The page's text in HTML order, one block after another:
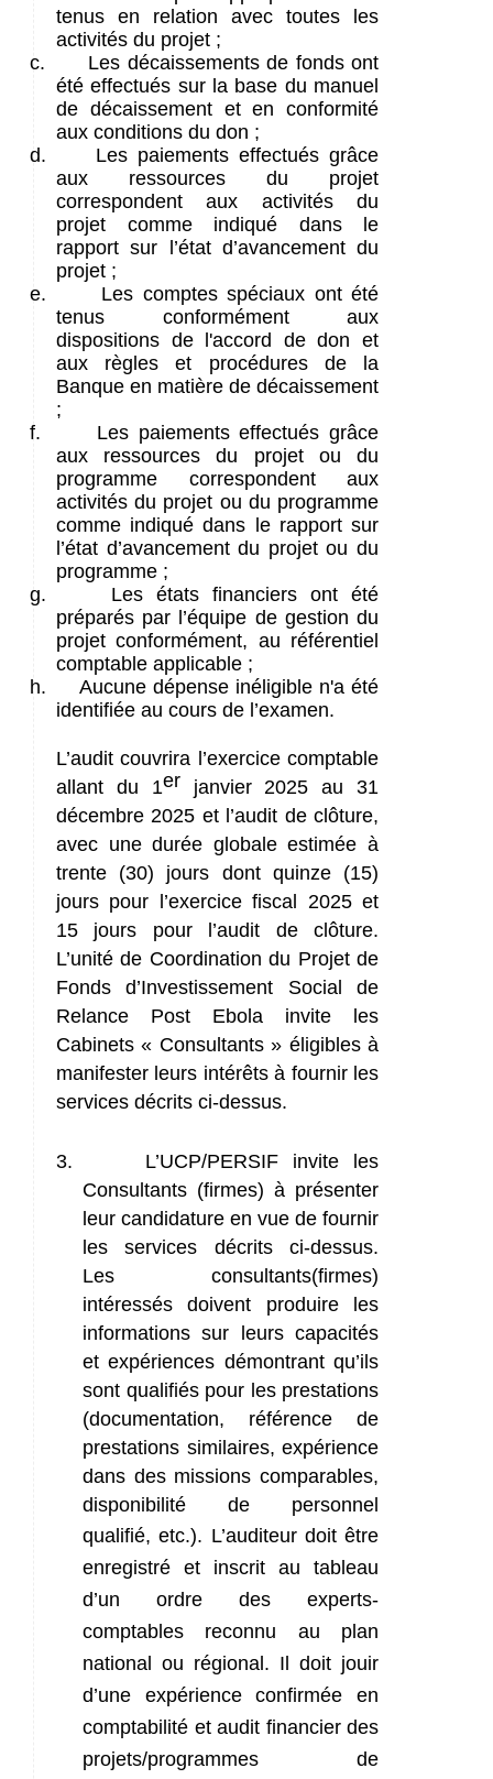
tenus en relation avec toutes les
activités du projet ;
c.
Les décaissements de fonds ont
été effectués sur la base du manuel
de décaissement et en conformité
aux conditions du don ;
d.
Les paiements effectués grâce
aux ressources du projet
correspondent aux activités du
projet comme indiqué dans le
rapport sur l’état d’avancement du
projet ;
e.
Les comptes spéciaux ont été
tenus conformément aux
dispositions de l'accord de don et
aux règles et procédures de la
Banque en matière de décaissement
;
f.
Les paiements effectués grâce
aux ressources du projet ou du
programme correspondent aux
activités du projet ou du programme
comme indiqué dans le rapport sur
l’état d’avancement du projet ou du
programme ;
g.
Les états financiers ont été
préparés par l’équipe de gestion du
projet conformément, au référentiel
comptable applicable ;
h.
Aucune dépense inéligible n'a été
identifiée au cours de l’examen.
L’audit couvrira l’exercice comptable
allant du 1er janvier 2025 au 31
décembre 2025 et l’audit de clôture,
avec une durée globale estimée à
trente (30) jours dont quinze (15)
jours pour l’exercice fiscal 2025 et
15 jours pour l’audit de clôture.
L’unité de Coordination du Projet de
Fonds d’Investissement Social de
Relance Post Ebola invite les
Cabinets « Consultants » éligibles à
manifester leurs intérêts à fournir les
services décrits ci-dessus.
3.
L’UCP/PERSIF invite les
Consultants (firmes) à présenter
leur candidature en vue de fournir
les services décrits ci-dessus.
Les consultants(firmes)
intéressés doivent produire les
informations sur leurs capacités
et expériences démontrant qu’ils
sont qualifiés pour les prestations
(documentation, référence de
prestations similaires, expérience
dans des missions comparables,
disponibilité de personnel
qualifié, etc.). L’auditeur doit être
enregistré et inscrit au tableau
d’un ordre des experts-
comptables reconnu au plan
national ou régional. Il doit jouir
d’une expérience confirmée en
comptabilité et audit financier des
projets/programmes de